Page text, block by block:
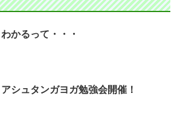
わかるって・・・
アシュタンガヨガ勉強会開催！